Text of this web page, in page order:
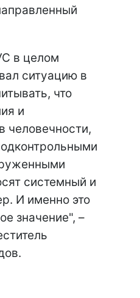
в целом
ситуацию в
что
и
человечности,
системный и
И именно это
значение", –